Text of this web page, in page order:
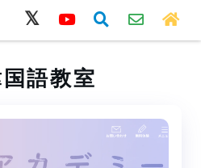
留学 ワーホリ 生活
語教室